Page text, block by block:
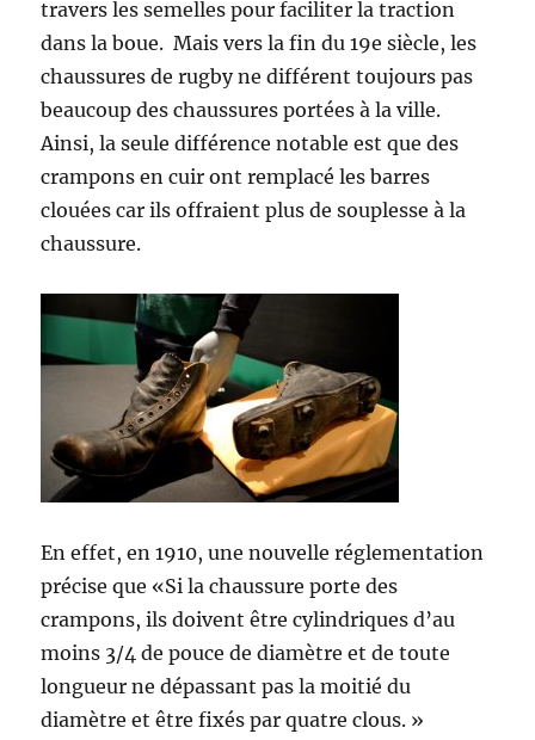
travers les semelles pour faciliter la traction
dans la boue. Mais vers la fin du 19e siècle, les
chaussures de rugby ne différent toujours pas
beaucoup des chaussures portées à la ville.
Ainsi, la seule différence notable est que des
crampons en cuir ont remplacé les barres
clouées car ils offraient plus de souplesse à la
chaussure.
En effet, en 1910, une nouvelle réglementation
précise que «Si la chaussure porte des
crampons, ils doivent être cylindriques d’au
moins 3/4 de pouce de diamètre et de toute
longueur ne dépassant pas la moitié du
diamètre et être fixés par quatre clous. »